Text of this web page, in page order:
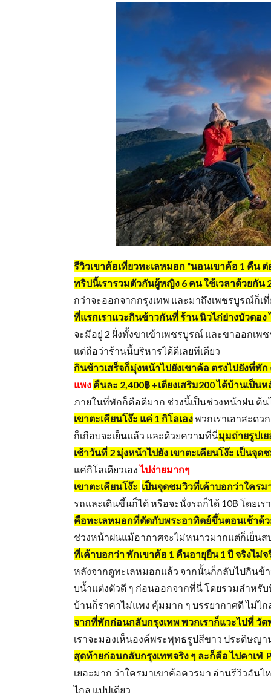
รีวิวเขาค้อเที่ยวทะเลหมอก “นอนเขาค้อ 1 คืน ต่
ทริปนี้เรารวมตัวกันผู้หญิง 6 คน ใช้เวลาด้วยกัน
กว่าจะออกจากกรุงเทพ และมาถึงเพชรบูรณ์ก็เ
ที่แรกเราแวะกินข้าวกันที่ ร้าน นิวไก่ย่างบัวตอ
จะมีอยู่ 2 ฝั่งทั้งขาเข้าเพชรบูรณ์ และขาออกเพ
แต่ถือว่าร้านนี้บริหารได้ดีเลยทีเดียว
กินข้าวเสร็จก็มุ่งหน้าไปยังเขาค้อ ตรงไปยังที่พั
แพง คืนละ 2,400฿ +เตียงเสริม200 ได้บ้านเป็น
ภายในที่พักก็คือดีมาก ช่วงนี้เป็นช่วงหน้าฝน ต้
เขาตะเคียนโง๊ะ แค่ 1 กิโลเองพวกเราเอาสะดว
ก็เกือบจะเย็นแล้ว และด้วยความที่นี่มุมถ่ายรูปเย
เช้าวันที่ 2 มุ่งหน้าไปยัง เขาตะเคียนโง๊ะ เป็นจุ
แค่กิโลเดียวเองไปง่ายมากๆ
เขาตะเคียนโง๊ะ เป็นจุดชมวิวที่เค้าบอกว่าใคร
รถและเดินขึ้นก็ได้ หรือจะนั่งรถก็ได้ 10฿ โดยเ
คือทะเลหมอกที่ตัดกับพระอาทิตย์ขึ้นตอนเช้าด้
ช่วงหน้าฝนแม้อากาศจะไม่หนาวมากแต่ก็เย็นส
ที่เค้าบอกว่า พักเขาค้อ 1 คืนอายุยืน 1 ปี จริงไ
หลังจากดูทะเลหมอกแล้ว จากนั้นก็กลับไปกินข้
บนํ้าแต่งตัวดี ๆ ก่อนออกจากที่นี่ โดยรวมสำหรั
บ้านก็ราคาไม่แพง คุ้มมาก ๆ บรรยากาศดี ไม่
จากที่พักก่อนกลับกรุงเทพ พวกเราก็แวะไปที่ วั
เราจะมองเห็นองค์พระพุทธรูปสีขาว ประดิษญา
สุดท้ายก่อนกลับกรุงเทพจริง ๆ ละก็คือ ไปคาเฟ่
เยอะมาก ว่าใครมาเขาค้อควรมา อ่านรีวิวอัน
ไกล แปปเดียว